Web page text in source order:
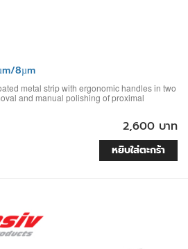
8µm
metal strip with ergonomic handles in two
and manual polishing of proximal
2,600 บาท
หยิบใส่ตะกร้า